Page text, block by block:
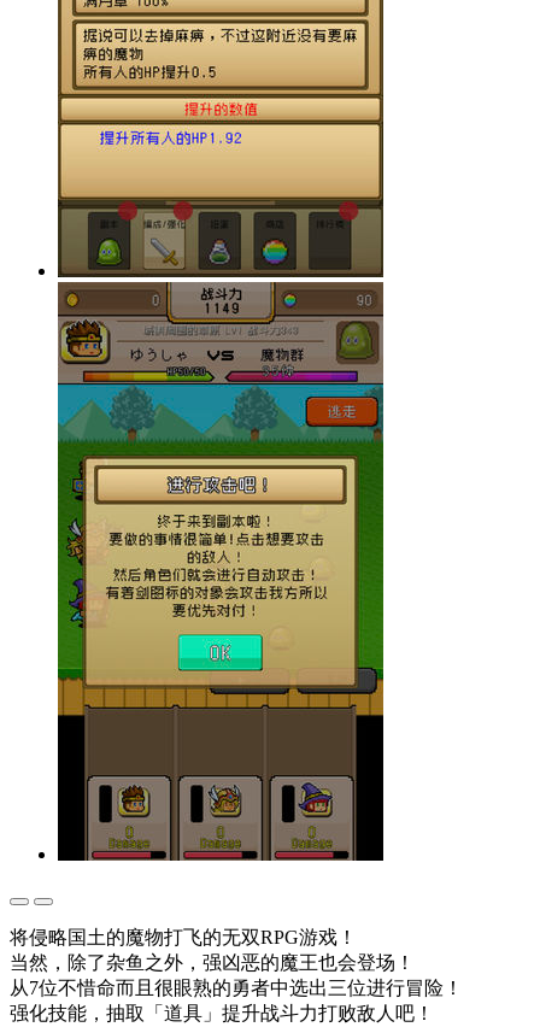
将侵略国土的魔物打飞的无双RPG游戏！
当然，除了杂鱼之外，强凶恶的魔王也会登场！
从7位不惜命而且很眼熟的勇者中选出三位进行冒险！
强化技能，抽取「道具」提升战斗力打败敌人吧！